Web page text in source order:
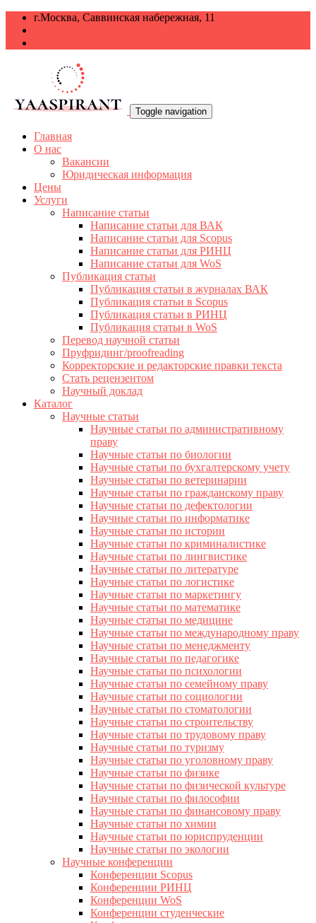
г.Москва, Саввинская набережная, 11
Toggle navigation
Главная
О нас
Вакансии
Юридическая информация
Цены
Услуги
Написание статьи
Написание статьи для ВАК
Написание статьи для Scopus
Написание статьи для РИНЦ
Написание статьи для WoS
Публикация статьи
Публикация статьи в журналах ВАК
Публикация статьи в Scopus
Публикация статьи в РИНЦ
Публикация статьи в WoS
Перевод научной статьи
Пруфридинг/proofreading
Корректорские и редакторские правки текста
Стать рецензентом
Научный доклад
Каталог
Научные статьи
Научные статьи по административному
праву
Научные статьи по биологии
Научные статьи по бухгалтерскому учету
Научные статьи по ветеринарии
Научные статьи по гражданскому праву
Научные статьи по дефектологии
Научные статьи по информатике
Научные статьи по истории
Научные статьи по криминалистике
Научные статьи по лингвистике
Научные статьи по литературе
Научные статьи по логистике
Научные статьи по маркетингу
Научные статьи по математике
Научные статьи по медицине
Научные статьи по международному праву
Научные статьи по менеджменту
Научные статьи по педагогике
Научные статьи по психологии
Научные статьи по семейному праву
Научные статьи по социологии
Научные статьи по стоматологии
Научные статьи по строительству
Научные статьи по трудовому праву
Научные статьи по туризму
Научные статьи по уголовному праву
Научные статьи по физике
Научные статьи по физической культуре
Научные статьи по философии
Научные статьи по финансовому праву
Научные статьи по химии
Научные статьи по юриспруденции
Научные статьи по экологии
Научные конференции
Конференции Scopus
Конференции РИНЦ
Конференции WoS
Конференции студенческие